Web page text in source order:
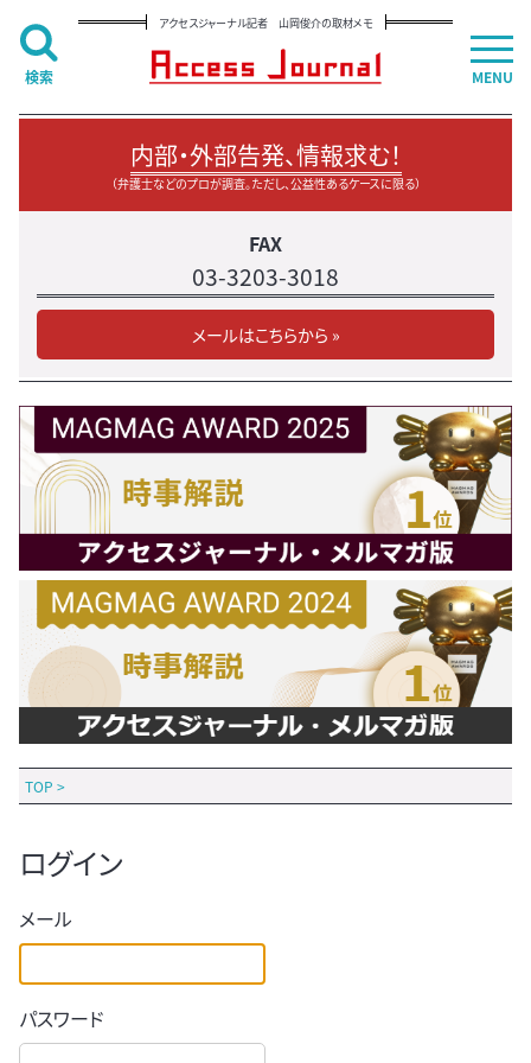
アクセスジャーナル記者 山岡俊介の取材メモ
内部・外部告発、情報求む！
（弁護士などのプロが調査。ただし、公益性あるケースに限る）
FAX
03-3203-3018
メールはこちらから »
TOP >
ログイン
メール
パスワード
MENU
検索